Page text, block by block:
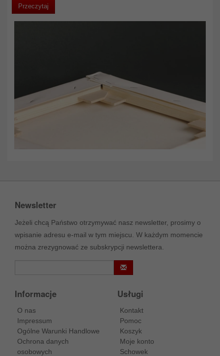
Przeczytaj
Newsletter
Jeżeli chcą Państwo otrzymywać nasz newsletter, prosimy o
wpisanie adresu e-mail w tym miejscu. W każdym momencie
można zrezygnować ze subskrypcji newslettera.
Informacje
O nas
Impressum
Ogólne Warunki Handlowe
Ochrona danych
osobowych
Usługi
Kontakt
Pomoc
Koszyk
Moje konto
Schowek